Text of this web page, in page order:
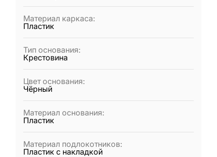
Материал каркаса:
Пластик
Тип основания:
Крестовина
Цвет основания:
Чёрный
Материал основания:
Пластик
Материал подлокотников:
Пластик с накладкой